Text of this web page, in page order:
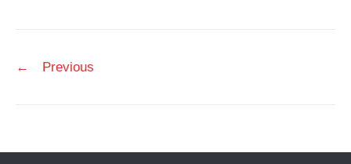
navigation
← Previous